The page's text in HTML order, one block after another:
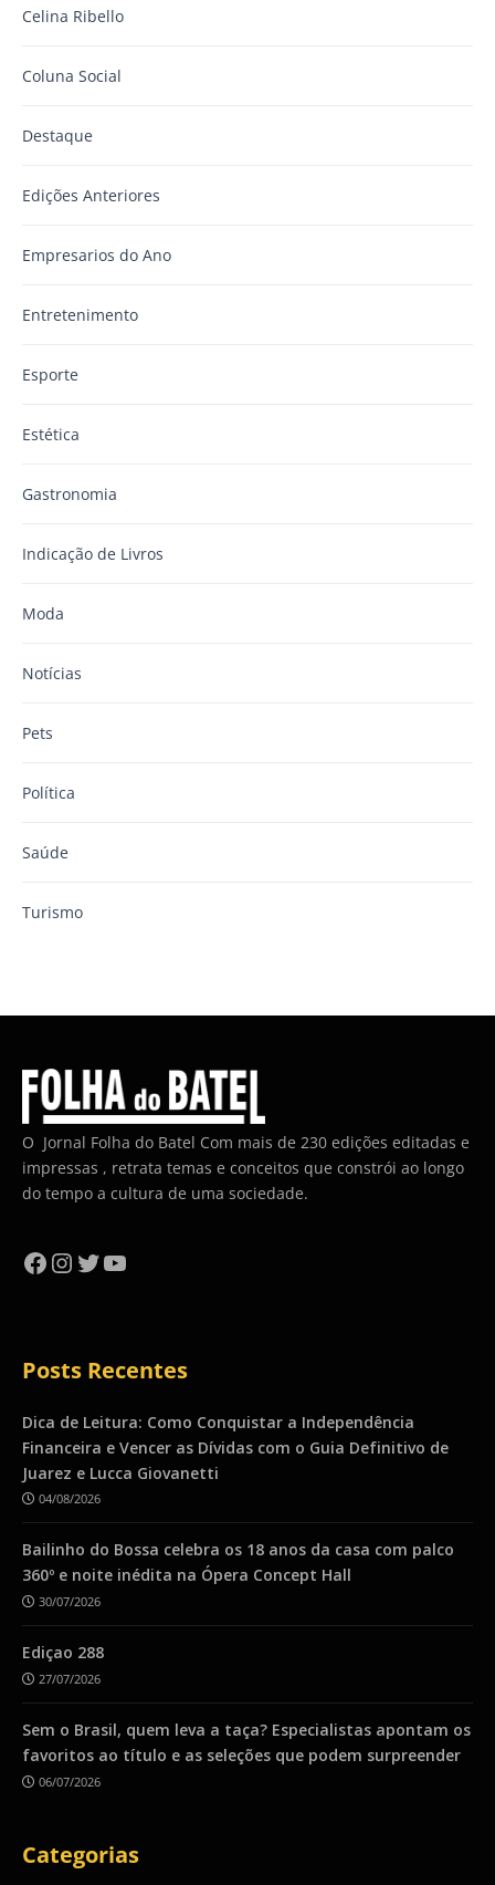
Celina Ribello
Coluna Social
Destaque
Edições Anteriores
Empresarios do Ano
Entretenimento
Esporte
Estética
Gastronomia
Indicação de Livros
Moda
Notícias
Pets
Política
Saúde
Turismo
O Jornal Folha do Batel Com mais de 230 edições editadas e
impressas , retrata temas e conceitos que constrói ao longo
do tempo a cultura de uma sociedade.
Facebook
Instagram
Twitter
YouTube
Posts Recentes
Dica de Leitura: Como Conquistar a Independência
Financeira e Vencer as Dívidas com o Guia Definitivo de
Juarez e Lucca Giovanetti
04/08/2026
Bailinho do Bossa celebra os 18 anos da casa com palco
360º e noite inédita na Ópera Concept Hall
30/07/2026
Ediçao 288
27/07/2026
Sem o Brasil, quem leva a taça? Especialistas apontam os
favoritos ao título e as seleções que podem surpreender
06/07/2026
Categorias